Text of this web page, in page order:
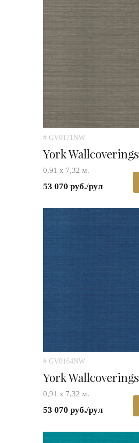
# GV0171NW
York Wallcoverings
0,91 х 7,32 м.
53 070 руб./рул
# GV0164NW
York Wallcoverings
0,91 х 7,32 м.
53 070 руб./рул